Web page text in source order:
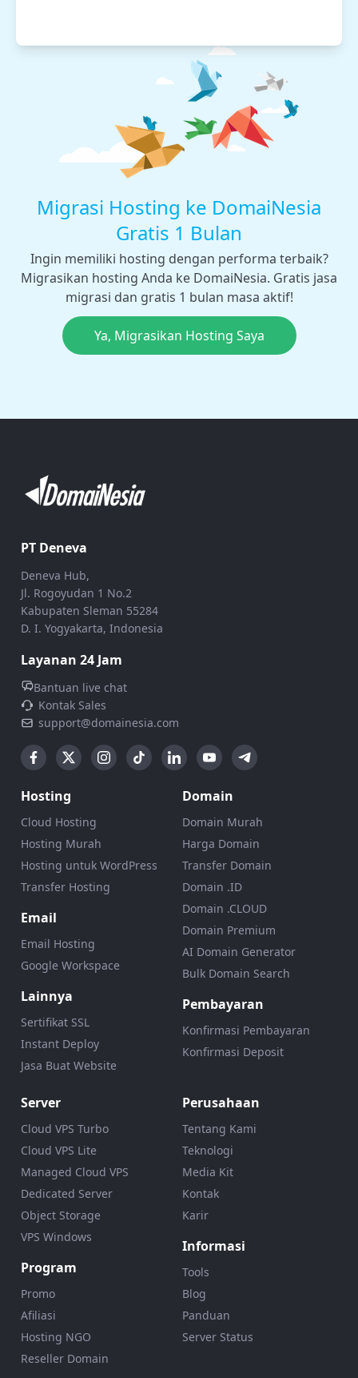
Migrasi Hosting ke DomaiNesia
Gratis 1 Bulan
Ingin memiliki hosting dengan performa terbaik?
Migrasikan hosting Anda ke DomaiNesia. Gratis jasa
migrasi dan gratis 1 bulan masa aktif!
Ya, Migrasikan Hosting Saya
PT Deneva
Deneva Hub,
Jl. Rogoyudan 1 No.2
Kabupaten Sleman 55284
D. I. Yogyakarta, Indonesia
Layanan 24 Jam
Bantuan live chat
Kontak Sales
support@domainesia.com
Hosting
Cloud Hosting
Hosting Murah
Hosting untuk WordPress
Transfer Hosting
Email
Email Hosting
Google Workspace
Lainnya
Sertifikat SSL
Instant Deploy
Jasa Buat Website
Domain
Domain Murah
Harga Domain
Transfer Domain
Domain .ID
Domain .CLOUD
Domain Premium
AI Domain Generator
Bulk Domain Search
Pembayaran
Konfirmasi Pembayaran
Konfirmasi Deposit
Server
Cloud VPS Turbo
Cloud VPS Lite
Managed Cloud VPS
Dedicated Server
Object Storage
VPS Windows
Program
Promo
Afiliasi
Hosting NGO
Reseller Domain
Perusahaan
Tentang Kami
Teknologi
Media Kit
Kontak
Karir
Informasi
Tools
Blog
Panduan
Server Status